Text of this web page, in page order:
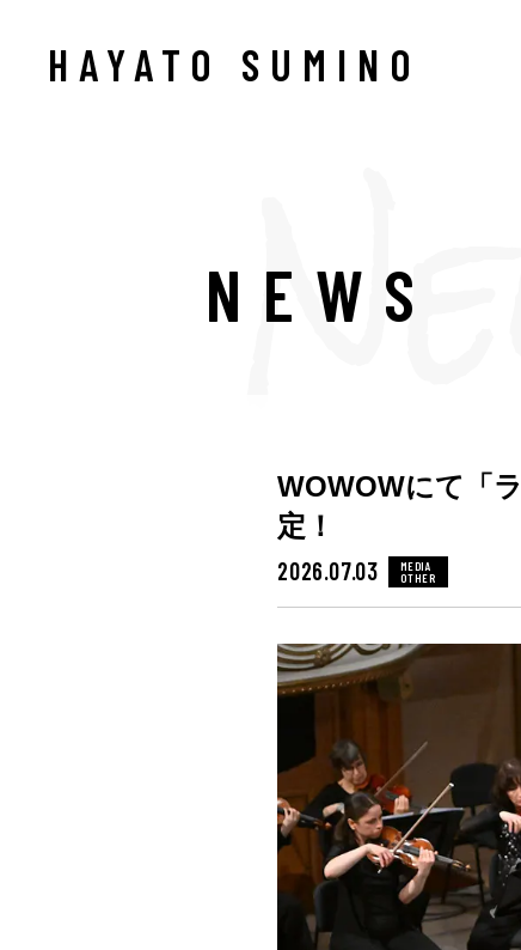
HAYATO SUMINO
NEWS
WOWOWにて「
定！
2026.07.03
MEDIA
OTHER